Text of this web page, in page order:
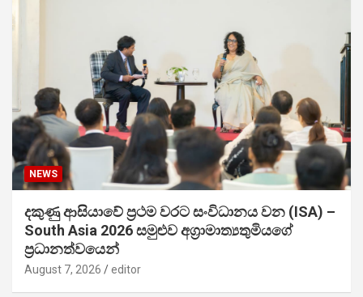
NEWS
දකුණු ආසියාවේ ප්‍රථම වරට සංවිධානය වන (ISA) –
South Asia 2026 සමුළුව අග්‍රාමාත්‍යතුමියගේ
ප්‍රධානත්වයෙන්
August 7, 2026 editor